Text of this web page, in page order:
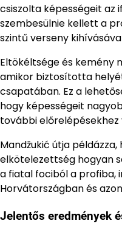
csiszolta képességeit az
szembesülnie kellett a
szintű verseny
Eltökéltsége és kemény
amikor biztosította
csapatában. Ez a
hogy képességeit
további
Mandžukić útja
elkötelezettség hogyan
a fiatal fociból a profiba,
Horvátországban és
Jelentős eredmények